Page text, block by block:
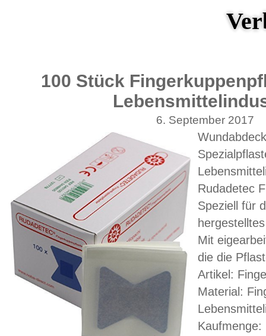
100 Stück
6. September 2017
Rudadetec
Speziell für
Mit
die die
Artikel:
Material:
Kaufmenge: